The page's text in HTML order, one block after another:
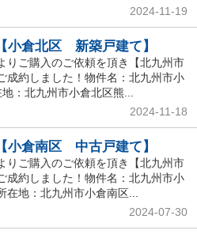
2024-11-19
倉北区 新築戸建て】
りご購入のご依頼を頂き【北九州市
約しました！物件名：北九州市小
：北九州市小倉北区熊...
2024-11-18
倉南区 中古戸建て】
りご購入のご依頼を頂き【北九州市
約しました！物件名：北九州市小
地：北九州市小倉南区...
2024-07-30